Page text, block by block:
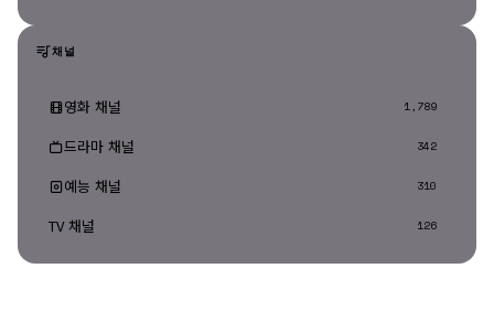
채널
영화 채널 1,789
드라마 채널 342
예능 채널 310
TV 채널 126